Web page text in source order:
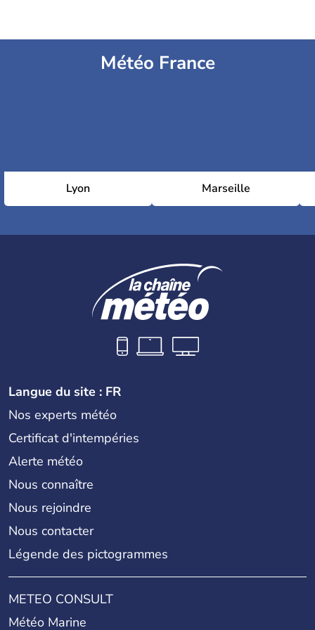
Météo France
Lyon Marseille
Langue du site : FR
Nos experts météo
Certificat d'intempéries
Alerte météo
Nous connaître
Nous rejoindre
Nous contacter
Légende des pictogrammes
METEO CONSULT
Météo Marine